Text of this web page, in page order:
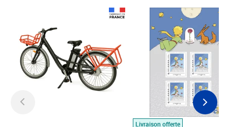
Livraison offerte
Prix 7,50€